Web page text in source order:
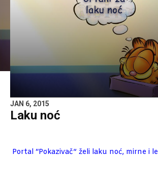
JAN 6, 2015
Laku noć
Portal “Pokazivač” želi laku noć, mirne i